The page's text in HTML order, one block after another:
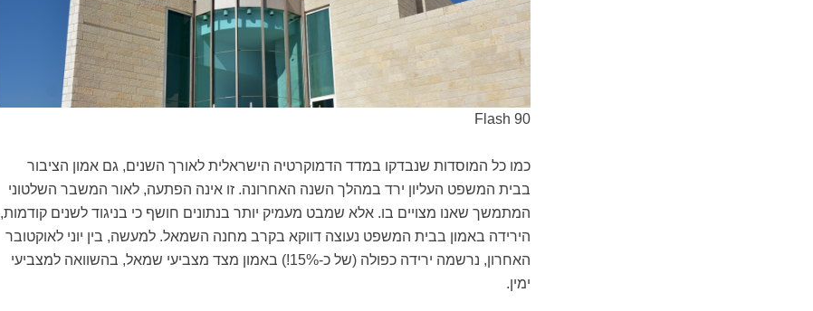
Flash 90
כמו כל המוסדות שנבדקו במדד הדמוקרטיה הישראלית לאורך השנים, גם אמון הציבור
בבית המשפט העליון ירד במהלך השנה האחרונה. זו אינה הפתעה, לאור המשבר השלטוני
המתמשך שאנו מצויים בו. אלא שמבט מעמיק יותר בנתונים חושף כי בניגוד לשנים קודמות,
הירידה באמון בבית המשפט נעוצה דווקא בקרב מחנה השמאל. למעשה, בין יוני לאוקטובר
האחרון, נרשמה ירידה כפולה (של כ-15%!) באמון מצד מצביעי שמאל, בהשוואה למצביעי
ימין.